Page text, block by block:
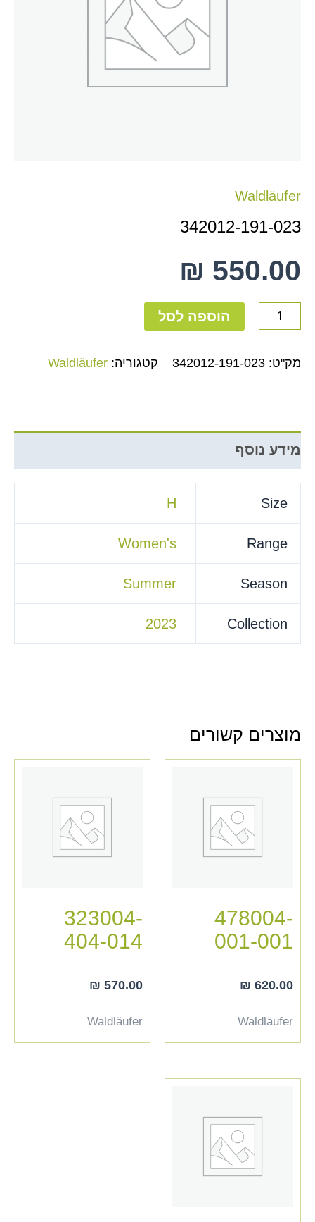
Waldläufer
342012-191-023
₪ 550.00
הוספה לסל
מק"ט: 342012-191-023 קטגוריה: Waldläufer
מידע נוסף
Size
H
Range
Women's
Season
Summer
Collection
2023
מוצרים קשורים
478004-
001-001
₪ 620.00
Waldläufer
323004-
404-014
₪ 570.00
Waldläufer